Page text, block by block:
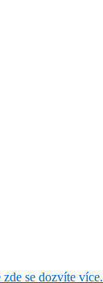
se dozvíte více.